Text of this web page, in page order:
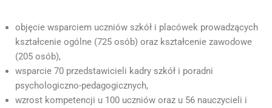
objęcie wsparciem uczniów szkół i placówek prowadzących
kształcenie ogólne (725 osób) oraz kształcenie zawodowe
(205 osób),
wsparcie 70 przedstawicieli kadry szkół i poradni
psychologiczno-pedagogicznych,
wzrost kompetencji u 100 uczniów oraz u 56 nauczycieli i